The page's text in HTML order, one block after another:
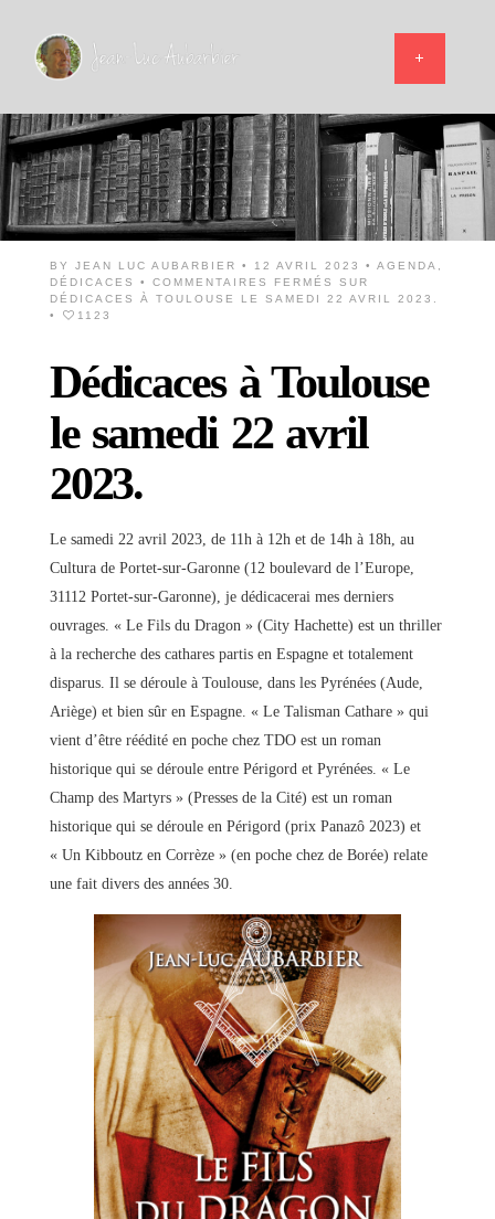
BY JEAN LUC AUBARBIER • 12 AVRIL 2023 • AGENDA
DÉDICACES
• COMMENTAIRES FERMÉS
SUR
DÉDICACES À TOULOUSE LE SAMEDI 22 AVRIL 2023.
•
1123
Dédicaces à Toulouse
le samedi 22 avril
2023.
Le samedi 22 avril 2023, de 11h à 12h et de 14h à 18h, au
Cultura de Portet-sur-Garonne (12 boulevard de l’Europe,
31112 Portet-sur-Garonne), je dédicacerai mes derniers
ouvrages. « Le Fils du Dragon » (City Hachette) est un thriller
à la recherche des cathares partis en Espagne et totalement
disparus. Il se déroule à Toulouse, dans les Pyrénées (Aude,
Ariège) et bien sûr en Espagne. « Le Talisman Cathare » qui
vient d’être réédité en poche chez TDO est un roman
historique qui se déroule entre Périgord et Pyrénées. « Le
Champ des Martyrs » (Presses de la Cité) est un roman
historique qui se déroule en Périgord (prix Panazô 2023) et
« Un Kibboutz en Corrèze » (en poche chez de Borée) relate
une fait divers des années 30.